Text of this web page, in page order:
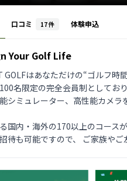
口コミ 17件 体験申込
Your Golf Life
GOLFはあなただけの“ゴルフ時
名限定の完全会員制としてお
シミュレーター、高性能カメ
国内・海外の170以上のコース
待も可能ですので、 ご家族や